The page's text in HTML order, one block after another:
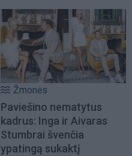
Žmonės
Paviešino nematytus
kadrus: Inga ir Aivaras
Stumbrai švenčia
ypatingą sukaktį